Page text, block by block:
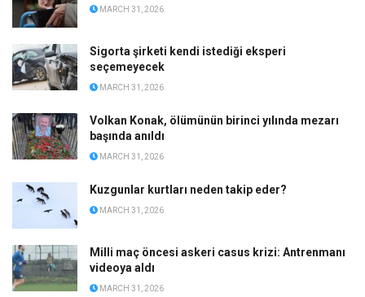
MARCH 31, 2026
Sigorta şirketi kendi istediği eksperi
seçemeyecek
MARCH 31, 2026
Volkan Konak, ölümünün birinci yılında mezarı
başında anıldı
MARCH 31, 2026
Kuzgunlar kurtları neden takip eder?
MARCH 31, 2026
Milli maç öncesi askeri casus krizi: Antrenmanı
videoya aldı
MARCH 31, 2026